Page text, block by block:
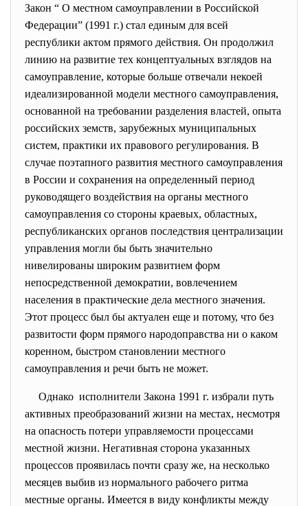
Закон “ О местном самоуправлении в Российской
Федерации” (1991 г.) стал единым для всей
республики актом прямого действия. Он продолжил
линию на развитие тех концептуальных взглядов на
самоуправление, которые больше отвечали некоей
идеализированной модели местного самоуправления,
основанной на требовании разделения властей, опыта
российских земств, зарубежных муниципальных
систем, практики их правового регулирования. В
случае поэтапного развития местного самоуправления
в России и сохранения на определенный период
руководящего воздействия на органы местного
самоуправления со стороны краевых, областных,
республиканских органов последствия централизации
управления могли бы быть значительно
нивелированы широким развитием форм
непосредственной демократии, вовлечением
населения в практические дела местного значения.
Этот процесс был бы актуален еще и потому, что без
развитости форм прямого народоправства ни о каком
коренном, быстром становлении местного
самоуправления и речи быть не может.
Однако исполнители Закона 1991 г. избрали путь
активных преобразований жизни на местах, несмотря
на опасность потери управляемости процессами
местной жизни. Негативная сторона указанных
процессов проявилась почти сразу же, на несколько
месяцев выбив из нормального рабочего ритма
местные органы. Имеется в виду конфликты между